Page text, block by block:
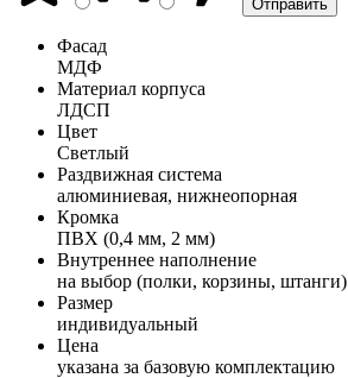
Фасад
МДФ
Материал корпуса
ЛДСП
Цвет
Светлый
Раздвижная система
алюминиевая, нижнеопорная
Кромка
ПВХ (0,4 мм, 2 мм)
Внутреннее наполнение
на выбор (полки, корзины, штанги)
Размер
индивидуальный
Цена
указана за базовую комплектацию